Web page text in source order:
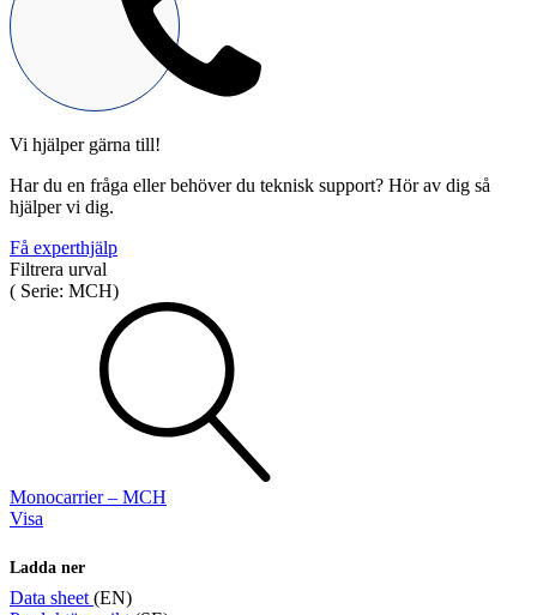
Positionsvisare / Mätklockor
Pulsgivare / Encoders
Servodrifter Roterande ställdon
Vi hjälper gärna till!
Har du en fråga eller behöver du teknisk support? Hör av dig så
hjälper vi dig.
Få experthjälp
Filtrera urval
( Serie: MCH)
Monocarrier – MCH
Visa
Ladda ner
Data sheet (EN)